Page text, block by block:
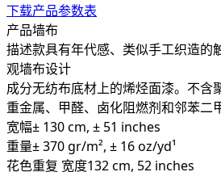
下载产品参数表
产品墙布
描述款具有年代感、类似手工织造的
观墙布设计
成分无纺布底材上的烯烃面漆。不含
重金属、甲醛、卤化阻燃剂和邻苯二
宽幅± 130 cm, ± 51 inches
重量± 370 gr/m², ± 16 oz/yd¹
花色重复 宽度132 cm, 52 inches